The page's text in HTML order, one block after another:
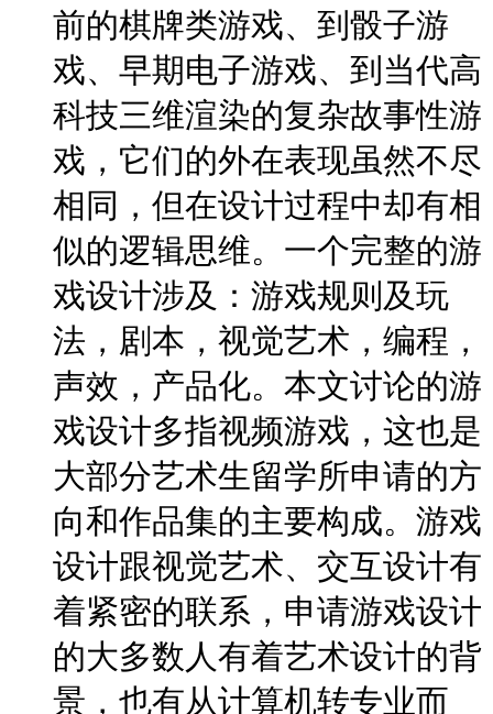
前的棋牌类游戏、到骰子游
戏、早期电子游戏、到当代高
科技三维渲染的复杂故事性游
戏，它们的外在表现虽然不尽
相同，但在设计过程中却有相
似的逻辑思维。一个完整的游
戏设计涉及：游戏规则及玩
法，剧本，视觉艺术，编程，
声效，产品化。本文讨论的游
戏设计多指视频游戏，这也是
大部分艺术生留学所申请的方
向和作品集的主要构成。游戏
设计跟视觉艺术、交互设计有
着紧密的联系，申请游戏设计
的大多数人有着艺术设计的背
景，也有从计算机转专业而